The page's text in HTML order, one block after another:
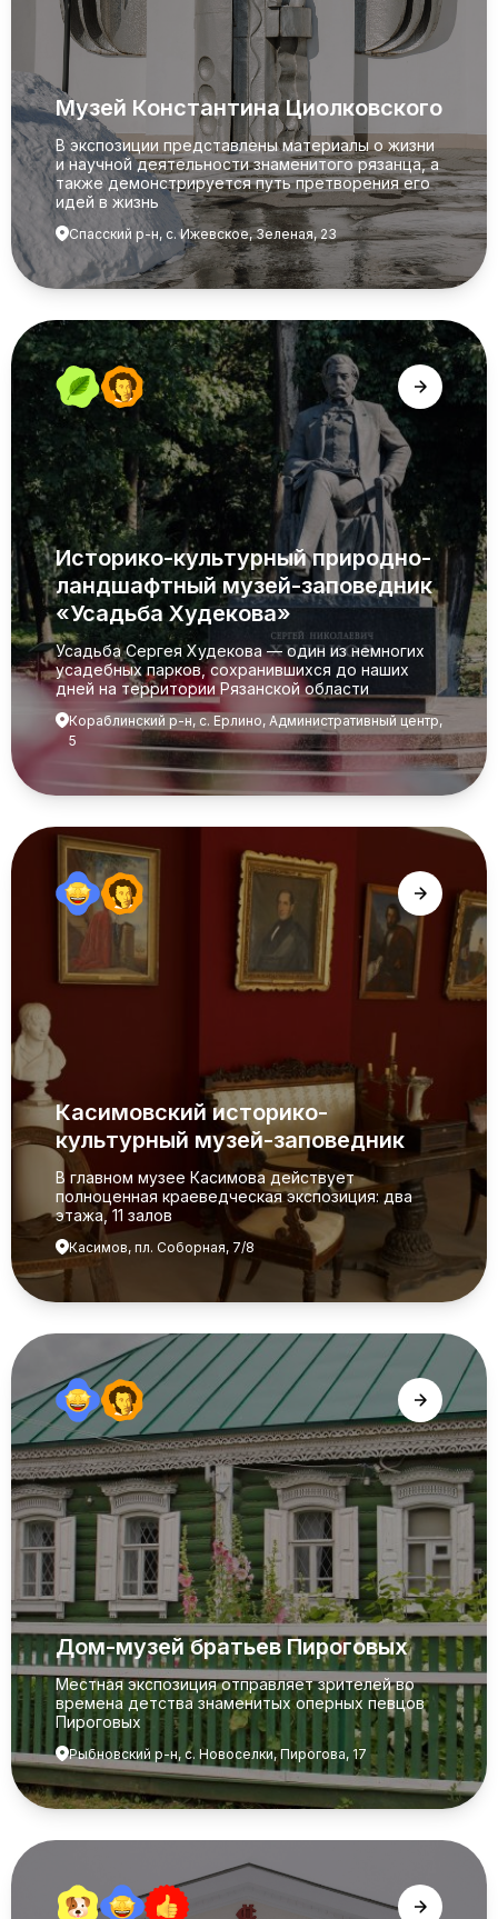
Музей Константина Циолковского
В экспозиции представлены материалы о жизни
и научной деятельности знаменитого рязанца, а
также демонстрируется путь претворения его
идей в жизнь
Спасский р-н, с. Ижевское, Зеленая, 23
Историко-культурный природно-
ландшафтный музей-заповедник
«Усадьба Худекова»
Усадьба Сергея Худекова — один из немногих
усадебных парков, сохранившихся до наших
дней на территории Рязанской области
Кораблинский р-н, с. Ерлино, Административный центр,
5
Касимовский историко-
культурный музей-заповедник
В главном музее Касимова действует
полноценная краеведческая экспозиция: два
этажа, 11 залов
Касимов, пл. Соборная, 7/8
Дом-музей братьев Пироговых
Местная экспозиция отправляет зрителей во
времена детства знаменитых оперных певцов
Пироговых
Рыбновский р-н, с. Новоселки, Пирогова, 17